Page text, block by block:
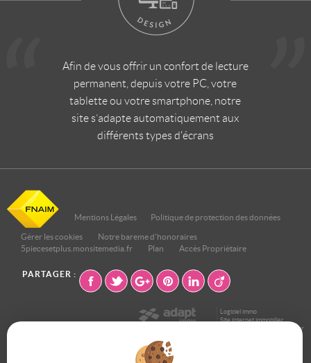
Afin de vous offrir un confort de lecture
permanent, depuis votre PC, votre
tablette ou votre smartphone, notre
site s’adapte automatiquement aux
différents types d'écrans
Mentions Légales Politique de protection des données
Gérer les cookies
Notre bareme d'honoraires
5piecesetplus.monsitemedia.fr
Plan Accès Propriétaire
PARTAGER :
Logiciel immo
Site internet immobilier
Référencement site immobilier